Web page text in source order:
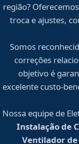
região?
troca e ajustes,
Somos
correções
objetivo é
excelente custo-
Nossa equipe de
Instalação de
Ventilador de